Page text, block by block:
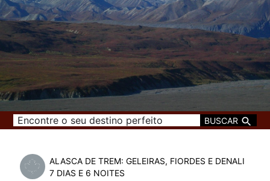
BUSCAR
ALASCA DE TREM: GELEIRAS, FIORDES E DENALI
7 DIAS E 6 NOITES